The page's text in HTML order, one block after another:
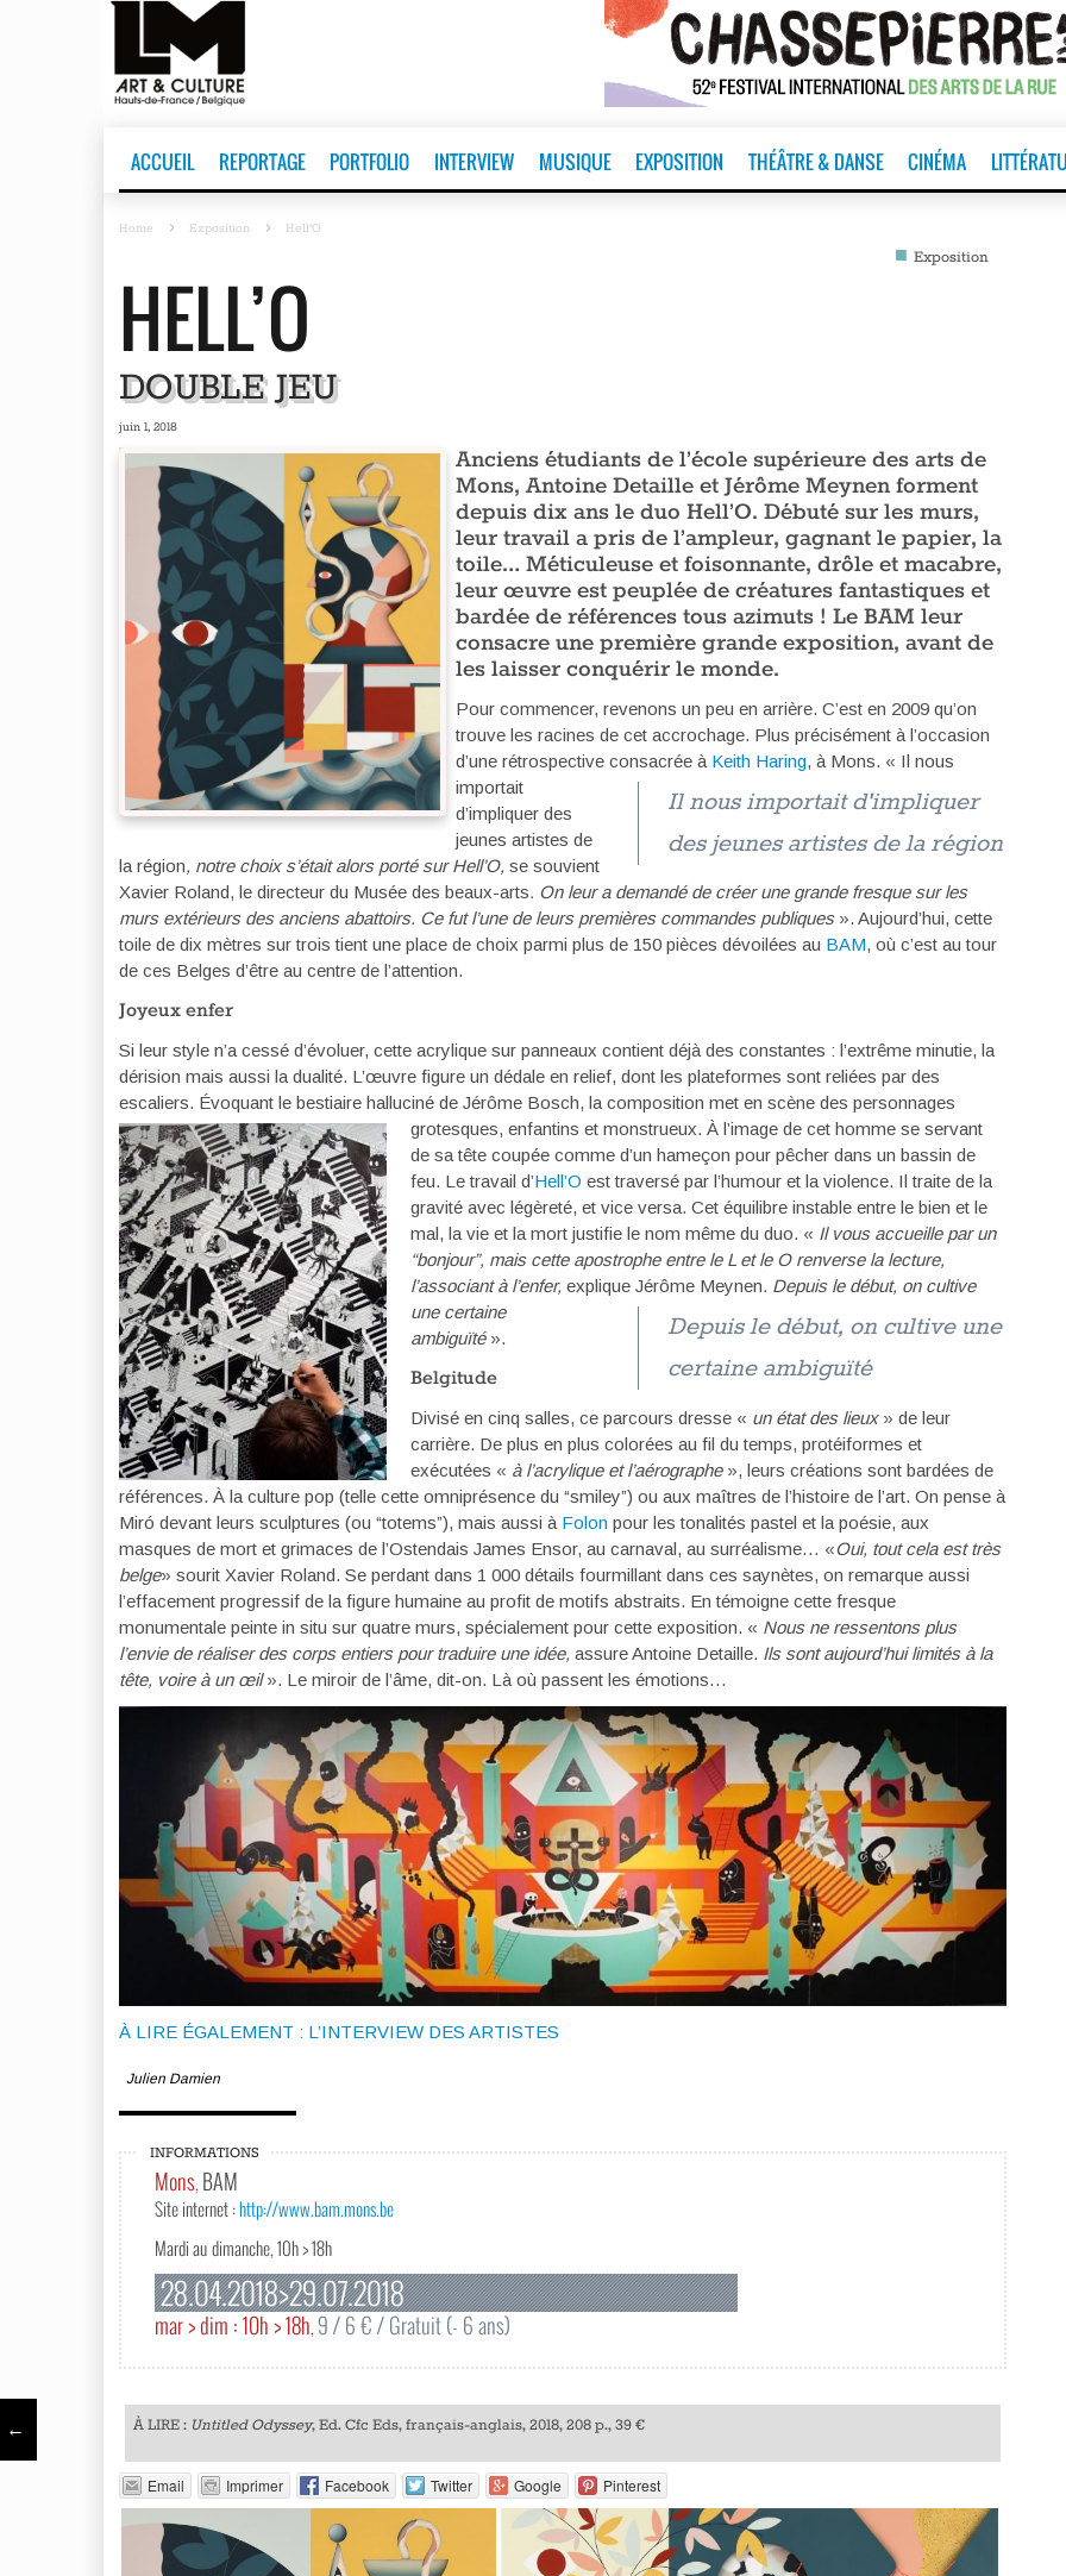
ACCUEIL REPORTAGE PORTFOLIO INTERVIEW MUSIQUE EXPOSITION THÉÂTRE & DANSE CINÉMA
Home Exposition Hell’O
■ Exposition
HELL’O
DOUBLE JEU
juin 1, 2018
Anciens étudiants de l’école supérieure des arts de
Mons, Antoine Detaille et Jérôme Meynen forment
depuis dix ans le duo Hell’O. Débuté sur les murs,
leur travail a pris de l’ampleur, gagnant le papier, la
toile… Méticuleuse et foisonnante, drôle et macabre,
leur œuvre est peuplée de créatures fantastiques et
bardée de références tous azimuts ! Le BAM leur
consacre une première grande exposition, avant de
les laisser conquérir le monde.
Pour commencer, revenons un peu en arrière. C’est en 2009 qu’on
trouve les racines de cet accrochage. Plus précisément à l’occasion
d’une rétrospective consacrée à Keith Haring, à Mons. « Il nous
importait
d’impliquer des
jeunes artistes de
la région, notre choix s’était alors porté sur Hell’O, se souvient
Xavier Roland, le directeur du Musée des beaux-arts. On leur a demandé de créer une grande fresque sur les
murs extérieurs des anciens abattoirs. Ce fut l’une de leurs premières commandes publiques». Aujourd’hui, cette
toile de dix mètres sur trois tient une place de choix parmi plus de 150 pièces dévoilées au BAM, où c’est au tour
de ces Belges d’être au centre de l’attention.
Joyeux enfer
Si leur style n’a cessé d’évoluer, cette acrylique sur panneaux contient déjà des constantes : l’extrême minutie, la
dérision mais aussi la dualité. L’œuvre figure un dédale en relief, dont les plateformes sont reliées par des
escaliers. Évoquant le bestiaire halluciné de Jérôme Bosch, la composition met en scène des personnages
grotesques, enfantins et monstrueux. À l’image de cet homme se servant
de sa tête coupée comme d’un hameçon pour pêcher dans un bassin de
feu. Le travail d’Hell’O est traversé par l’humour et la violence. Il traite de la
gravité avec légèreté, et vice versa. Cet équilibre instable entre le bien et le
mal, la vie et la mort justifie le nom même du duo. « Il vous accueille par un
“bonjour”, mais cette apostrophe entre le L et le O renverse la lecture,
l’associant à l’enfer, explique Jérôme Meynen. Depuis le début, on cultive
une certaine
ambiguïté».
Belgitude
Divisé en cinq salles, ce parcours dresse « un état des lieux» de leur
carrière. De plus en plus colorées au fil du temps, protéiformes et
exécutées « à l’acrylique et l’aérographe», leurs créations sont bardées de
références. À la culture pop (telle cette omniprésence du “smiley”) ou aux maîtres de l’histoire de l’art. On pense à
Miró devant leurs sculptures (ou “totems”), mais aussi à Folon pour les tonalités pastel et la poésie, aux
masques de mort et grimaces de l’Ostendais James Ensor, au carnaval, au surréalisme… «Oui, tout cela est très
belge» sourit Xavier Roland. Se perdant dans 1 000 détails fourmillant dans ces saynètes, on remarque aussi
l’effacement progressif de la figure humaine au profit de motifs abstraits. En témoigne cette fresque
monumentale peinte in situ sur quatre murs, spécialement pour cette exposition. « Nous ne ressentons plus
l’envie de réaliser des corps entiers pour traduire une idée, assure Antoine Detaille. Ils sont aujourd’hui limités à la
tête, voire à un œil». Le miroir de l’âme, dit-on. Là où passent les émotions…
À LIRE ÉGALEMENT : L’INTERVIEW DES ARTISTES
Julien Damien
INFORMATIONS
Mons, BAM
Site internet :http://www.bam.mons.be
Mardi au dimanche, 10h > 18h
28.04.2018>29.07.2018
mar > dim : 10h > 18h,9 / 6 € / Gratuit (- 6 ans)
À LIRE : Untitled Odyssey, Ed. Cfc Eds, français-anglais, 2018, 208 p., 39 €
Email Imprimer Facebook Twitter Google Pinterest
←